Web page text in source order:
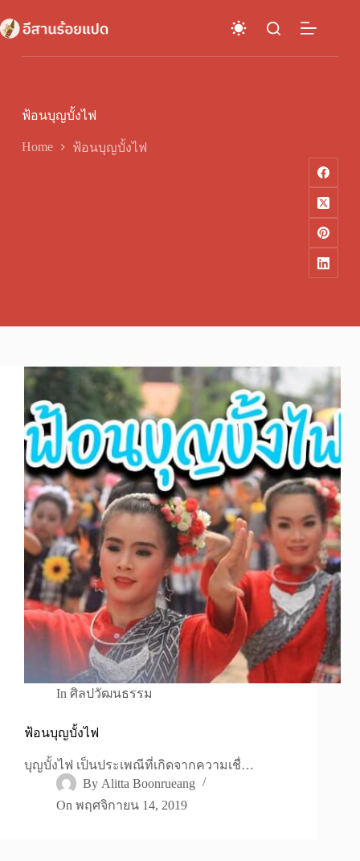
to
content
ฟ้อนบุญบั้งไฟ
Home ฟ้อนบุญบั้งไฟ
In ศิลปวัฒนธรรม
ฟ้อนบุญบั้งไฟ
บุญบั้งไฟ เป็นประเพณีที่เกิดจากความเชื่…
By Alitta Boonrueang
On พฤศจิกายน 14, 2019